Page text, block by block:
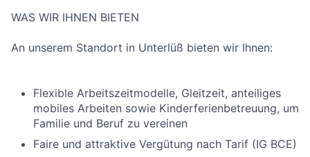
WAS WIR IHNEN BIETEN
An unserem Standort in Unterlüß bieten wir Ihnen:
Flexible Arbeitszeitmodelle, Gleitzeit, anteiliges
mobiles Arbeiten sowie Kinderferienbetreuung, um
Familie und Beruf zu vereinen
Faire und attraktive Vergütung nach Tarif (IG BCE)